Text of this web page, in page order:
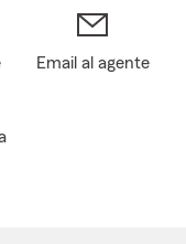
Email al agente